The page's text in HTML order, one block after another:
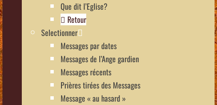
Que dit l’Eglise?
Retour
Selectionner
Messages par dates
Messages de l’Ange gardien
Messages récents
Prières tirées des Messages
Message « au hasard »